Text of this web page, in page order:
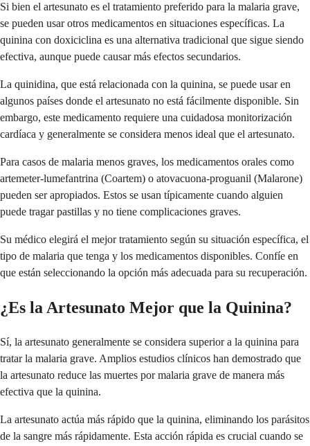
Si bien el artesunato es el tratamiento preferido para la malaria grave,
se pueden usar otros medicamentos en situaciones específicas. La
quinina con doxiciclina es una alternativa tradicional que sigue siendo
efectiva, aunque puede causar más efectos secundarios.
La quinidina, que está relacionada con la quinina, se puede usar en
algunos países donde el artesunato no está fácilmente disponible. Sin
embargo, este medicamento requiere una cuidadosa monitorización
cardíaca y generalmente se considera menos ideal que el artesunato.
Para casos de malaria menos graves, los medicamentos orales como
artemeter-lumefantrina (Coartem) o atovacuona-proguanil (Malarone)
pueden ser apropiados. Estos se usan típicamente cuando alguien
puede tragar pastillas y no tiene complicaciones graves.
Su médico elegirá el mejor tratamiento según su situación específica, el
tipo de malaria que tenga y los medicamentos disponibles. Confíe en
que están seleccionando la opción más adecuada para su recuperación.
¿Es la Artesunato Mejor que la Quinina?
Sí, la artesunato generalmente se considera superior a la quinina para
tratar la malaria grave. Amplios estudios clínicos han demostrado que
la artesunato reduce las muertes por malaria grave de manera más
efectiva que la quinina.
La artesunato actúa más rápido que la quinina, eliminando los parásitos
de la sangre más rápidamente. Esta acción rápida es crucial cuando se